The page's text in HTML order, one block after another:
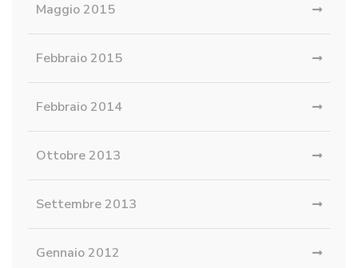
Maggio 2015
Febbraio 2015
Febbraio 2014
Ottobre 2013
Settembre 2013
Gennaio 2012